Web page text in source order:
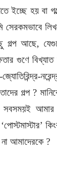
ইচ্ছে হয় বা
গল্প আছে,
গুণে
গল্প ?
আমার
আমাদেরকে ?